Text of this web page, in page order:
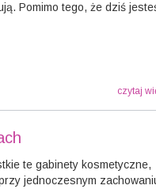
Pomimo tego, że dziś
czytaj
te gabinety kosmetyczne,
jednoczesnym